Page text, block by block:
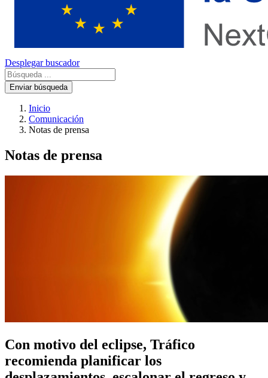
Desplegar buscador
Enviar búsqueda
Inicio
Comunicación
Notas de prensa
Notas de prensa
Con motivo del eclipse, Tráfico
recomienda planificar los